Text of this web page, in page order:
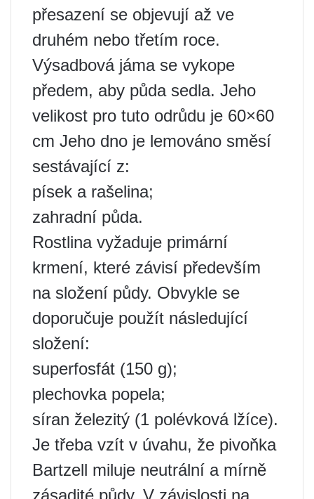
přesazení se objevují až ve
druhém nebo třetím roce.
Výsadbová jáma se vykope
předem, aby půda sedla. Jeho
velikost pro tuto odrůdu je 60×60
cm Jeho dno je lemováno směsí
sestávající z:
písek a rašelina;
zahradní půda.
Rostlina vyžaduje primární
krmení, které závisí především
na složení půdy. Obvykle se
doporučuje použít následující
složení:
superfosfát (150 g);
plechovka popela;
síran železitý (1 polévková lžíce).
Je třeba vzít v úvahu, že pivoňka
Bartzell miluje neutrální a mírně